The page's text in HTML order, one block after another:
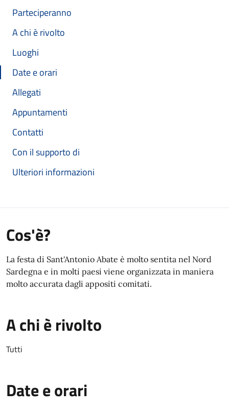
Parteciperanno
A chi è rivolto
Luoghi
Date e orari
Allegati
Appuntamenti
Contatti
Con il supporto di
Ulteriori informazioni
Cos'è?
La festa di Sant'Antonio Abate è molto sentita nel Nord
Sardegna e in molti paesi viene organizzata in maniera
molto accurata dagli appositi comitati.
A chi è rivolto
Tutti
Date e orari